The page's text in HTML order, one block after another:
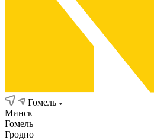
Гомель
Минск
Гомель
Гродно